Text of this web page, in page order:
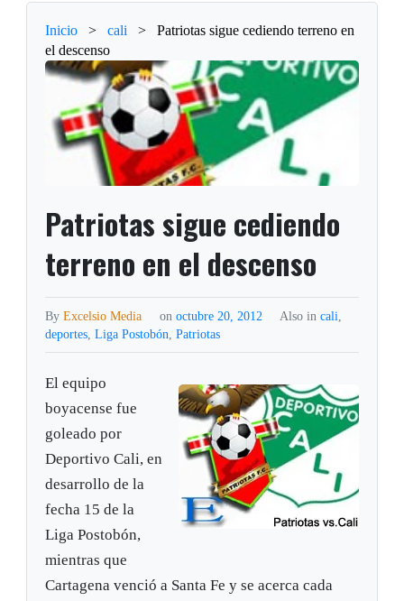
Inicio > cali >
Patriotas sigue cediendo terreno en
el descenso
Patriotas sigue cediendo
terreno en el descenso
ByExcelsio Media on octubre 20, 2012 Also in cali,
deportes,Liga Postobón,Patriotas
El equipo
boyacense fue
goleado por
Deportivo Cali, en
desarrollo de la
fecha 15 de la
Liga Postobón,
mientras que
Cartagena venció a Santa Fe y se acerca cada